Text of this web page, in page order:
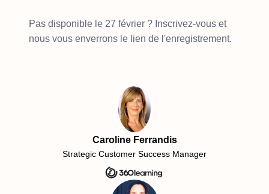
Pas disponible le 27 février ? Inscrivez-vous et
nous vous enverrons le lien de l'enregistrement.
Caroline Ferrandis
Strategic Customer Success Manager